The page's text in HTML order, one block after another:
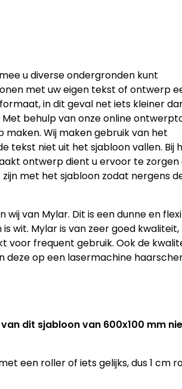
u diverse ondergronden kunt
met uw eigen tekst of ontwerp
in dit geval net iets kleiner
behulp van onze online
Wij maken gebruik van het
tekst niet uit het sjabloon vallen. Bij
ontwerp dient u ervoor te zorgen
met het sjabloon zodat nergens
wij van Mylar. Dit is een dunne en
wit. Mylar is van zeer goed kwaliteit,
voor frequent gebruik. Ook de
deze op een lasermachine
dit sjabloon van 600x100 mm
een roller of iets gelijks, dus 1 cm